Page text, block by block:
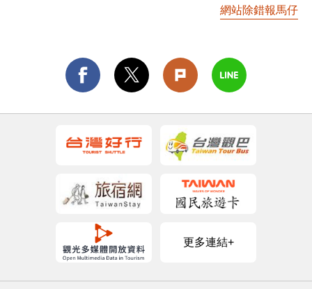
網站除錯報馬仔
更多連結+